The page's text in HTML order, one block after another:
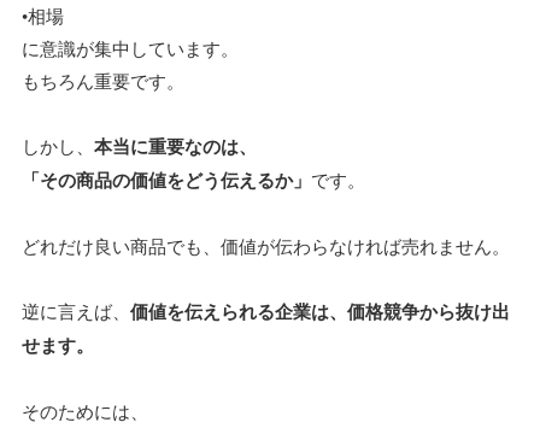
•相場
に意識が集中しています。
もちろん重要です。
しかし、 本当に重要なのは、
「その商品の価値をどう伝えるか」 です。
どれだけ良い商品でも、価値が伝わらなければ売れません。
逆に言えば、 価値を伝えられる企業は、価格競争から抜け出
せます。
そのためには、